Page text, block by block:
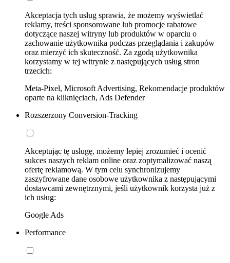
Akceptacja tych usług sprawia, że możemy wyświetlać
reklamy, treści sponsorowane lub promocje rabatowe
dotyczące naszej witryny lub produktów w oparciu o
zachowanie użytkownika podczas przeglądania i zakupów
oraz mierzyć ich skuteczność. Za zgodą użytkownika
korzystamy w tej witrynie z następujących usług stron
trzecich:
Meta-Pixel, Microsoft Advertising, Rekomendacje produktów
oparte na kliknięciach, Ads Defender
Rozszerzony Conversion-Tracking
Akceptując tę usługę, możemy lepiej zrozumieć i ocenić
sukces naszych reklam online oraz zoptymalizować naszą
ofertę reklamową. W tym celu synchronizujemy
zaszyfrowane dane osobowe użytkownika z następującymi
dostawcami zewnętrznymi, jeśli użytkownik korzysta już z
ich usług:
Google Ads
Performance